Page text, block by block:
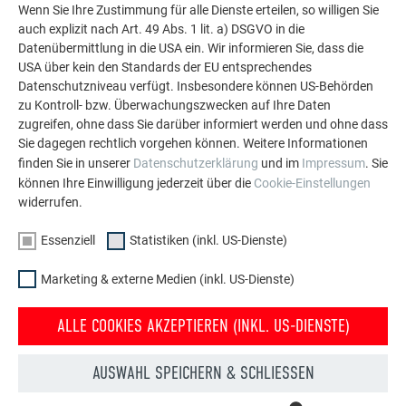
PREFA Aluminiumlösungen für Dach, Solar und
Fassade.
MEHR REFERENZEN ANSEHEN
Wenn Sie Ihre Zustimmung für alle Dienste erteilen, so willigen Sie
auch explizit nach Art. 49 Abs. 1 lit. a) DSGVO in die
Datenübermittlung in die USA ein. Wir informieren Sie, dass die
USA über kein den Standards der EU entsprechendes
Datenschutzniveau verfügt. Insbesondere können US-Behörden
zu Kontroll- bzw. Überwachungszwecken auf Ihre Daten
zugreifen, ohne dass Sie darüber informiert werden und ohne dass
Sie dagegen rechtlich vorgehen können. Weitere Informationen
finden Sie in unserer Datenschutzerklärung und im Impressum. Sie
können Ihre Einwilligung jederzeit über die Cookie-Einstellungen
widerrufen.
Essenziell Statistiken (inkl. US-Dienste)
Marketing & externe Medien (inkl. US-Dienste)
ALLE COOKIES AKZEPTIEREN (INKL. US-DIENSTE)
AUSWAHL SPEICHERN & SCHLIESSEN